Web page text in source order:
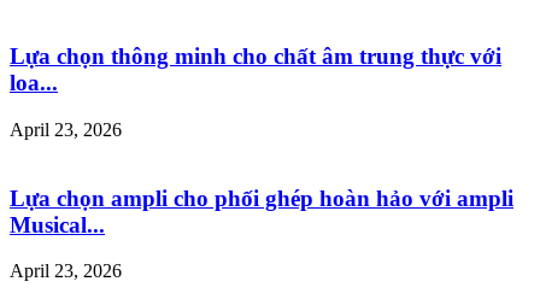
Lựa chọn thông minh cho chất âm trung thực với
loa...
April 23, 2026
Lựa chọn ampli cho phối ghép hoàn hảo với ampli
Musical...
April 23, 2026